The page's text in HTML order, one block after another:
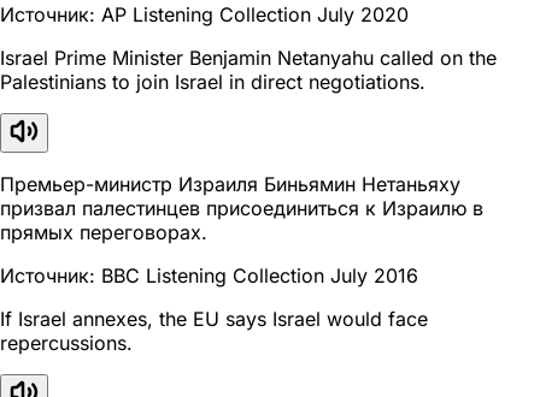
Источник: AP Listening Collection July 2020
Israel Prime Minister Benjamin Netanyahu called on the
Palestinians to join Israel in direct negotiations.
Премьер-министр Израиля Биньямин Нетаньяху
призвал палестинцев присоединиться к Израилю в
прямых переговорах.
Источник: BBC Listening Collection July 2016
If Israel annexes, the EU says Israel would face
repercussions.